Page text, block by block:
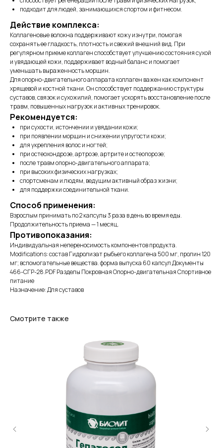
подходит для людей, занимающихся спортом и фитнесом.
Действие комплекса:
Коллагеновые волокна поддерживают кожу изнутри, помогая
сохранять ее гладкость, плотность и свежий внешний вид. При
регулярном приеме коллаген способствует улучшению состояния сухой
и увядающей кожи, поддерживает водный баланс и помогает
уменьшать выраженность морщин.
Для опорно-двигательного аппарата коллаген важен как компонент
хрящевой и костной ткани. Он способствует поддержанию структуры
суставов, связок и сухожилий, помогает ускорять восстановление после
травм, повышенных нагрузок и активных тренировок.
Рекомендуется:
при сухости, истончении и увядании кожи;
при появлении морщин и снижении упругости кожи;
для укрепления волос и ногтей;
при остеохондрозе, артрозе, артрите и остеопорозе;
после травм опорно-двигательного аппарата;
при высоких физических нагрузках;
спортсменам и людям, ведущим активный образ жизни;
для поддержки соединительной ткани.
Способ применения:
Взрослым принимать по 2 капсулы 3 раза в день во время еды.
Продолжительность приема — 1 месяц.
Противопоказания:
Индивидуальная непереносимость компонентов продукта.
Modifications: состав Гидролизат рыбьего коллагена 500 мг, пролин 120
мг; вспомогательные вещества. форма выпуска 60 капсул Документы
466-СГР-28.PDF Разделы Покровная Опорно-двигательная Спортивное
питание
Назначение: Для суставов
Смотрите также